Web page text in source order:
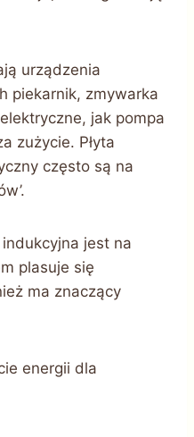
urządzenia
piekarnik, zmywarka
jak pompa
zużycie. Płyta
często są na
indukcyjna jest na
plasuje się
ma znaczący
energii dla